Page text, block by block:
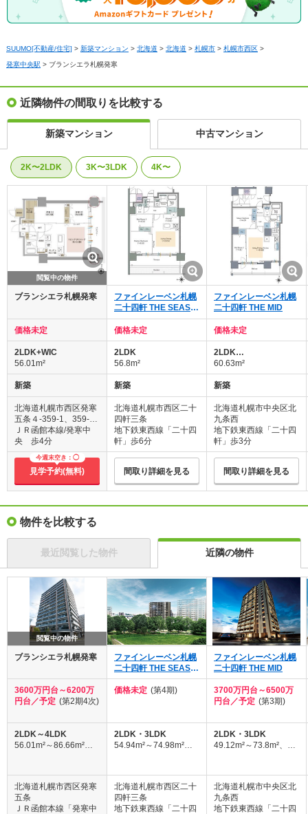
SUUMO[不動産/住宅] > 新築マンション > 北海道 > 北海道 > 札幌市 > 札幌市西区 >
発寒中央駅 > ブランシエラ札幌発寒
近隣物件の間取りを比較する
新築マンション 中古マンション
2K〜2LDK 3K〜3LDK 4K〜
閲覧中の物件
ブランシエラ札幌発寒
価格未定
2LDK+WIC
56.01m²
新築
北海道札幌市西区発寒
五条４-359-1、359-2
5、359-31、358-67
（地番）
ＪＲ函館本線/発寒中
央 歩4分
今週末空き：◯
見学予約(無料)
ファインレーベン札幌
二十四軒 THE SEASO
N
価格未定
2LDK
56.8m²
新築
北海道札幌市西区二十
四軒三条
地下鉄東西線「二十四
軒」歩6分
間取り詳細を見る
ファインレーベン札幌
二十四軒 THE MID
価格未定
2LDK…
60.63m²
新築
北海道札幌市中央区北
九条西
地下鉄東西線「二十四
軒」歩3分
間取り詳細を見る
物件を比較する
最近閲覧した物件 近隣の物件
閲覧中の物件
ブランシエラ札幌発寒
3600万円台～6200万
円台／予定 (第2期4次)
2LDK～4LDK
56.01m²～86.66m²、
北海道札幌市西区発寒
五条
ＪＲ函館本線「発寒中
ファインレーベン札幌
二十四軒 THE SEASO
N
価格未定 (第4期)
2LDK・3LDK
54.94m²～74.98m²、
北海道札幌市西区二十
四軒三条
地下鉄東西線「二十四
ファインレーベン札幌
二十四軒 THE MID
3700万円台～6500万
円台／予定 (第3期)
2LDK・3LDK
49.12m²～73.8m²、
北海道札幌市中央区北
九条西
地下鉄東西線「二十四